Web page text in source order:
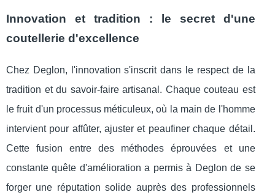
Innovation et tradition : le secret d'une
coutellerie d'excellence
Chez Deglon, l'innovation s'inscrit dans le respect de la
tradition et du savoir-faire artisanal. Chaque couteau est
le fruit d'un processus méticuleux, où la main de l'homme
intervient pour affûter, ajuster et peaufiner chaque détail.
Cette fusion entre des méthodes éprouvées et une
constante quête d'amélioration a permis à Deglon de se
forger une réputation solide auprès des professionnels